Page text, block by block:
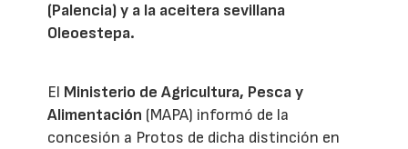
(Palencia) y a la aceitera sevillana
Oleoestepa.
El Ministerio de Agricultura, Pesca y
Alimentación (MAPA) informó de la
concesión a Protos de dicha distinción en